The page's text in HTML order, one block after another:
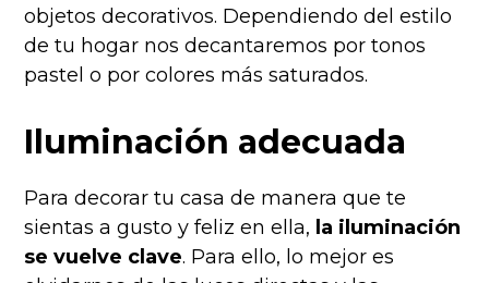
objetos decorativos. Dependiendo del estilo
de tu hogar nos decantaremos por tonos
pastel o por colores más saturados.
Iluminación adecuada
Para decorar tu casa de manera que te
sientas a gusto y feliz en ella, la iluminación
se vuelve clave. Para ello, lo mejor es